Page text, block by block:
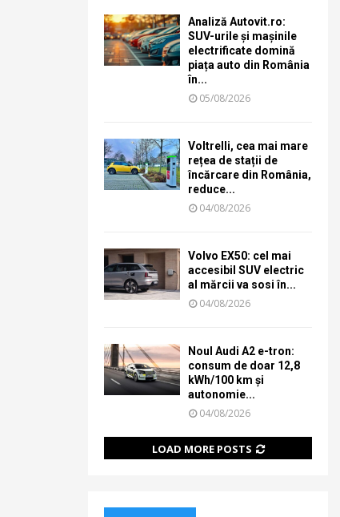
Analiză Autovit.ro:
SUV-urile și mașinile
electrificate domină
piața auto din România
în...
05/08/2026
Voltrelli, cea mai mare
rețea de stații de
încărcare din România,
reduce...
04/08/2026
Volvo EX50: cel mai
accesibil SUV electric
al mărcii va sosi în...
04/08/2026
Noul Audi A2 e-tron:
consum de doar 12,8
kWh/100 km și
autonomie...
04/08/2026
LOAD MORE POSTS